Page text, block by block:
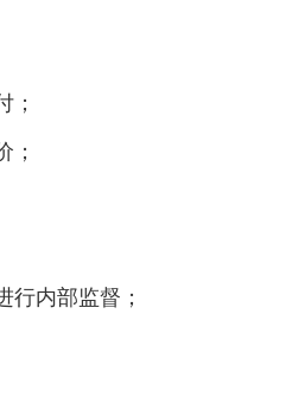
；
；
行内部监督；